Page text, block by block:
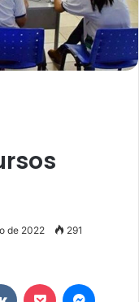
de 2022 291
Pocket